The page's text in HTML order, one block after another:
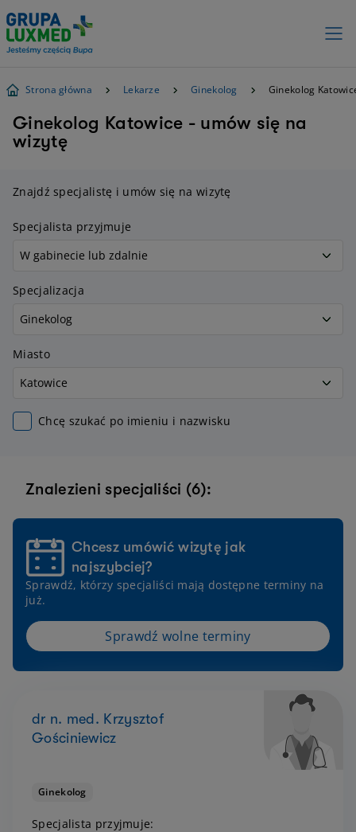
Strona główna Lekarze Ginekolog Ginekolog
Ginekolog Katowice - umów się na
wizytę
Znajdź specjalistę i umów się na wizytę
Specjalista przyjmuje
Specjalizacja
Miasto
Chcę szukać po imieniu i nazwisku
Znalezieni specjaliści (6):
Chcesz umówić wizytę jak
najszybciej?
Sprawdź, którzy specjaliści mają dostępne terminy na
już.
Sprawdź wolne terminy
dr n. med. Krzysztof
Gościniewicz
Ginekolog
Specjalista przyjmuje: